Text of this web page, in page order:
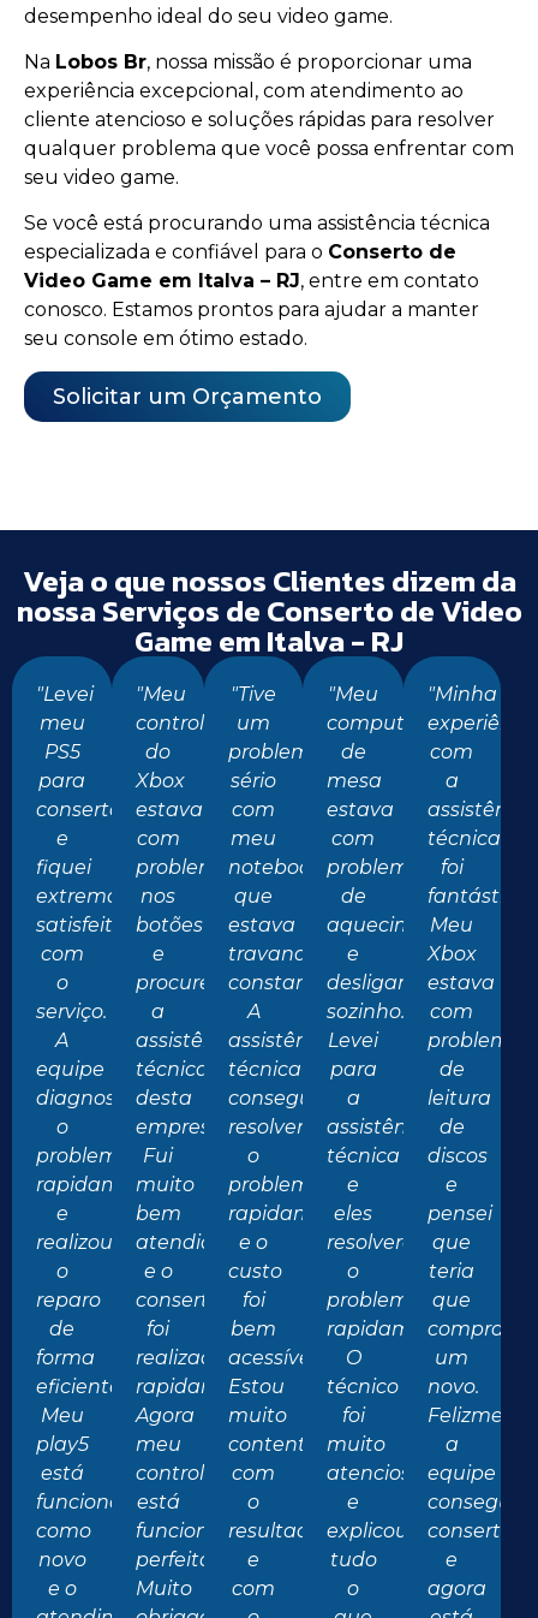
desempenho ideal do seu video game.
Na Lobos Br, nossa missão é proporcionar uma
experiência excepcional, com atendimento ao
cliente atencioso e soluções rápidas para resolver
qualquer problema que você possa enfrentar com
seu video game.
Se você está procurando uma assistência técnica
especializada e confiável para o Conserto de
Video Game em Italva – RJ, entre em contato
conosco. Estamos prontos para ajudar a manter
seu console em ótimo estado.
Solicitar um Orçamento
Veja o que nossos Clientes dizem da
nossa Serviços de Conserto de Video
Game em Italva - RJ
"Levei
meu
PS5
para
conserto
e
fiquei
extremamente
satisfeito
com
o
serviço.
A
equipe
diagnosticou
o
problema
rapidamente
e
realizou
o
reparo
de
forma
eficiente.
Meu
play5
está
funcionando
como
novo
e o
"Meu
controle
do
Xbox
estava
com
problemas
nos
botões
e
procurei
a
assistência
técnica
desta
empresa.
Fui
muito
bem
atendido
e o
conserto
foi
realizado
rapidamente.
Agora
meu
controle
está
funcionando
perfeitamente.
Muito
"Tive
um
problema
sério
com
meu
notebook
que
estava
travando
constantemente.
A
assistência
técnica
conseguiu
resolver
o
problema
rapidamente
e o
custo
foi
bem
acessível.
Estou
muito
contente
com
o
resultado
e
com
"Meu
computador
de
mesa
estava
com
problemas
de
aquecimento
e
desligando
sozinho.
Levei
para
a
assistência
técnica
e
eles
resolveram
o
problema
rapidamente.
O
técnico
foi
muito
atencioso
e
explicou
tudo
o
"Minha
com
a
assistência
técnica
foi
fantástica.
Meu
Xbox
estava
com
problemas
de
leitura
de
discos
e
pensei
que
teria
que
comprar
um
novo.
a
equipe
conseguiu
consertar
e
agora